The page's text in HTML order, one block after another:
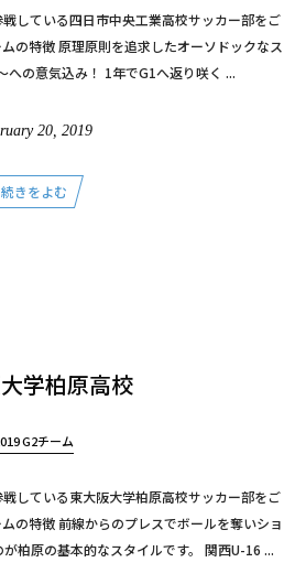
している四日市中央工業高校サッカー部をご
の特徴 原理原則を追求したオーソドックなス
の意気込み！ 1年でG1へ返り咲く ...
20, 2019
続きをよむ
学柏原高校
G2チーム
している東大阪大学柏原高校サッカー部をご
の特徴 前線からのプレスでボールを奪いショ
柏原の基本的なスタイルです。 関西U-16 ...